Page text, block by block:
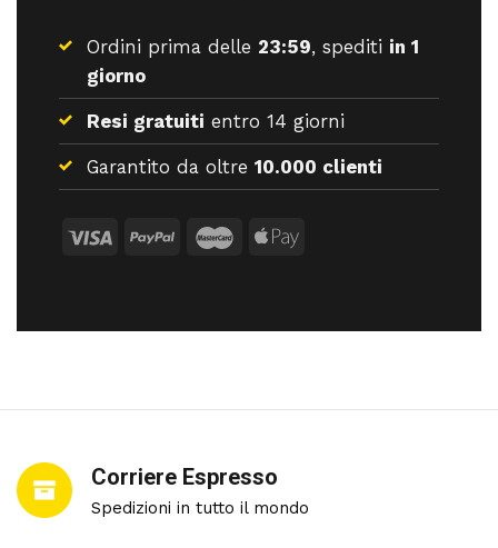
Ordini prima delle 23:59, spediti in 1
giorno
Resi gratuiti entro 14 giorni
Garantito da oltre 10.000 clienti
Corriere Espresso
Spedizioni in tutto il mondo